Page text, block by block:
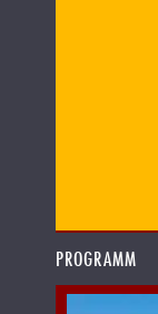
PROGRAMM